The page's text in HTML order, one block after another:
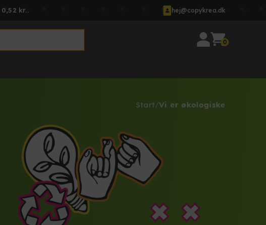
0,52 kr.. hej@copykrea.dk
0
Start Vi er økologiske